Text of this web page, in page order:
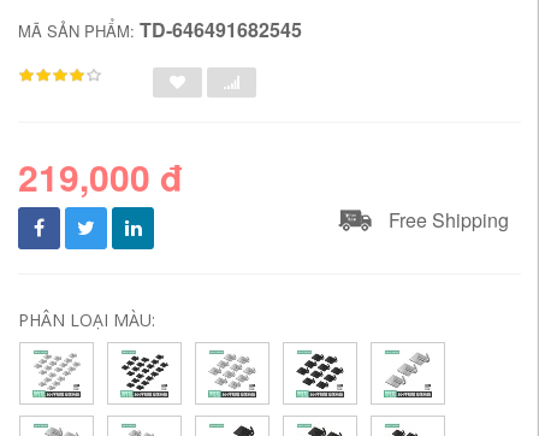
MÃ SẢN PHẨM: TD-646491682545
219,000 đ
Free Shipping
PHÂN LOẠI MÀU: